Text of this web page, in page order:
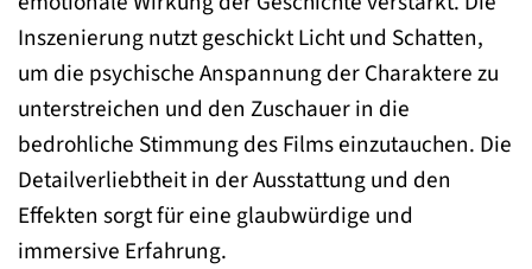
Inszenierung nutzt geschickt Licht und Schatten,
um die psychische Anspannung der Charaktere zu
unterstreichen und den Zuschauer in die
bedrohliche Stimmung des Films einzutauchen. Die
Detailverliebtheit in der Ausstattung und den
Effekten sorgt für eine glaubwürdige und
immersive Erfahrung.